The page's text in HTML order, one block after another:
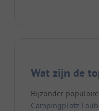
Wat zijn de
Bijzonder
Campingplatz